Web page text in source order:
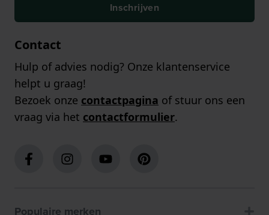
Inschrijven
Contact
Hulp of advies nodig? Onze klantenservice
helpt u graag!
Bezoek onze contactpagina of stuur ons een
vraag via het contactformulier.
Populaire merken